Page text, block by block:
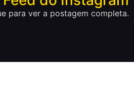
para ver a postagem completa.